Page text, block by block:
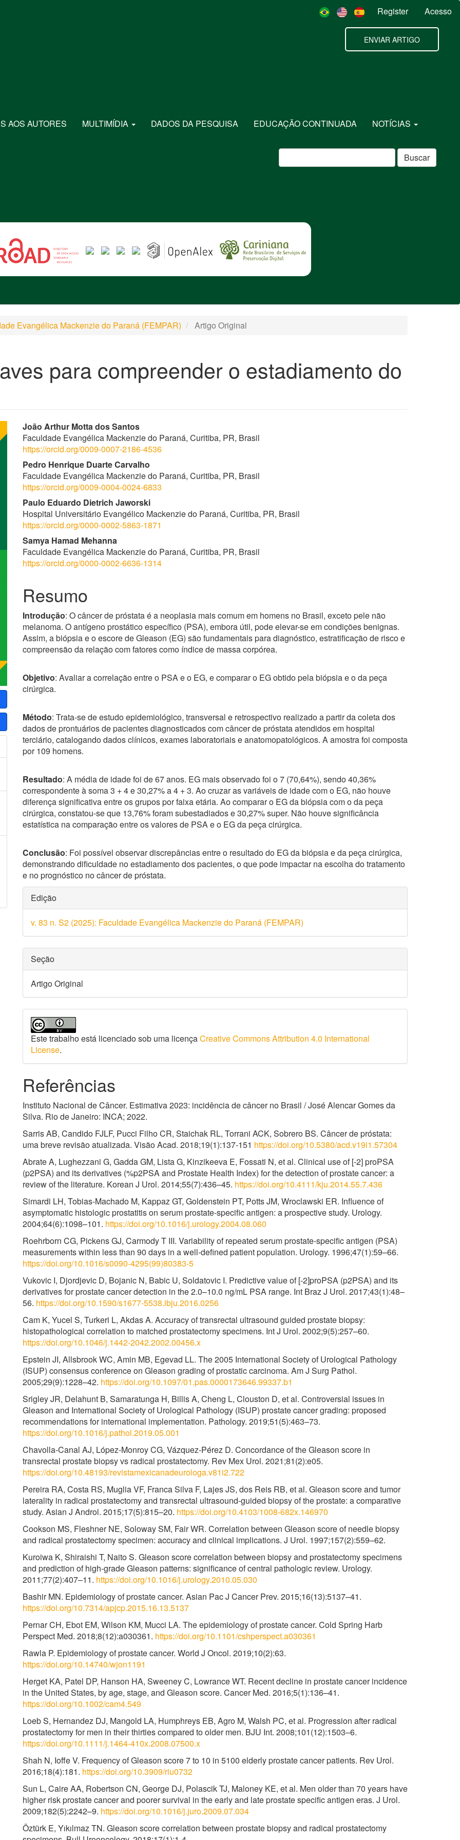
Register Acesso
ENVIAR ARTIGO
AOS AUTORES MULTIMÍDIA DADOS DA PESQUISA EDUCAÇÃO CONTINUADA NOTÍCIAS
Buscar
Evangélica Mackenzie do Paraná (FEMPAR) Artigo Original
para compreender o estadiamento do
Conteúdo
do
artigo
principal
João Arthur Motta dos Santos
Faculdade Evangélica Mackenzie do Paraná, Curitiba, PR, Brasil
https://orcid.org/0009-0007-2186-4536
Pedro Henrique Duarte Carvalho
Faculdade Evangélica Mackenzie do Paraná, Curitiba, PR, Brasil
https://orcid.org/0009-0004-0024-6833
Paulo Eduardo Dietrich Jaworski
Hospital Universitário Evangélico Mackenzie do Paraná, Curitiba, PR, Brasil
https://orcid.org/0000-0002-5863-1871
Samya Hamad Mehanna
Faculdade Evangélica Mackenzie do Paraná, Curitiba, PR, Brasil
https://orcid.org/0000-0002-6636-1314
Resumo
Introdução: O câncer de próstata é a neoplasia mais comum em homens no Brasil, exceto pele não
melanoma. O antígeno prostático específico (PSA), embora útil, pode elevar-se em condições benignas.
Assim, a biópsia e o escore de Gleason (EG) são fundamentais para diagnóstico, estratificação de risco e
compreensão da relação com fatores como índice de massa corpórea.
Objetivo: Avaliar a correlação entre o PSA e o EG, e comparar o EG obtido pela biópsia e o da peça
cirúrgica.
Método: Trata-se de estudo epidemiológico, transversal e retrospectivo realizado a partir da coleta dos
dados de prontuários de pacientes diagnosticados com câncer de próstata atendidos em hospital
terciário, catalogando dados clínicos, exames laboratoriais e anatomopatológicos. A amostra foi composta
por 109 homens.
Resultado: A média de idade foi de 67 anos. EG mais observado foi o 7 (70,64%), sendo 40,36%
correspondente à soma 3 + 4 e 30,27% a 4 + 3. Ao cruzar as variáveis de idade com o EG, não houve
diferença significativa entre os grupos por faixa etária. Ao comparar o EG da biópsia com o da peça
cirúrgica, constatou-se que 13,76% foram subestadiados e 30,27% super. Não houve significância
estatística na comparação entre os valores de PSA e o EG da peça cirúrgica.
Conclusão: Foi possível observar discrepâncias entre o resultado do EG da biópsia e da peça cirúrgica,
demonstrando dificuldade no estadiamento dos pacientes, o que pode impactar na escolha do tratamento
e no prognóstico no câncer de próstata.
Detalhes
do
artigo
Edição
v. 83 n. S2 (2025): Faculdade Evangélica Mackenzie do Paraná (FEMPAR)
Seção
Artigo Original
Este trabalho está licenciado sob uma licençaCreative Commons Attribution 4.0 International
License.
Referências
Instituto Nacional de Câncer. Estimativa 2023: incidência de câncer no Brasil / José Alencar Gomes da
Silva. Rio de Janeiro: INCA; 2022.
Sarris AB, Candido FJLF, Pucci Filho CR, Staichak RL, Torrani ACK, Sobrero BS. Câncer de próstata:
uma breve revisão atualizada. Visão Acad. 2018;19(1):137-151 https://doi.org/10.5380/acd.v19i1.57304
Abrate A, Lughezzani G, Gadda GM, Lista G, Kinzikeeva E, Fossati N, et al. Clinical use of [-2] proPSA
(p2PSA) and its derivatives (%p2PSA and Prostate Health Index) for the detection of prostate cancer: a
review of the literature. Korean J Urol. 2014;55(7):436–45. https://doi.org/10.4111/kju.2014.55.7.436
Simardi LH, Tobias-Machado M, Kappaz GT, Goldenstein PT, Potts JM, Wroclawski ER. Influence of
asymptomatic histologic prostatitis on serum prostate-specific antigen: a prospective study. Urology.
2004;64(6):1098–101. https://doi.org/10.1016/j.urology.2004.08.060
Roehrborn CG, Pickens GJ, Carmody T III. Variability of repeated serum prostate-specific antigen (PSA)
measurements within less than 90 days in a well-defined patient population. Urology. 1996;47(1):59–66.
https://doi.org/10.1016/s0090-4295(99)80383-5
Vukovic I, Djordjevic D, Bojanic N, Babic U, Soldatovic I. Predictive value of [-2]proPSA (p2PSA) and its
derivatives for prostate cancer detection in the 2.0–10.0 ng/mL PSA range. Int Braz J Urol. 2017;43(1):48–
56. https://doi.org/10.1590/s1677-5538.ibju.2016.0256
Cam K, Yucel S, Turkeri L, Akdas A. Accuracy of transrectal ultrasound guided prostate biopsy:
histopathological correlation to matched prostatectomy specimens. Int J Urol. 2002;9(5):257–60.
https://doi.org/10.1046/j.1442-2042.2002.00456.x
Epstein JI, Allsbrook WC, Amin MB, Egevad LL. The 2005 International Society of Urological Pathology
(ISUP) consensus conference on Gleason grading of prostatic carcinoma. Am J Surg Pathol.
2005;29(9):1228–42. https://doi.org/10.1097/01.pas.0000173646.99337.b1
Srigley JR, Delahunt B, Samaratunga H, Billis A, Cheng L, Clouston D, et al. Controversial issues in
Gleason and International Society of Urological Pathology (ISUP) prostate cancer grading: proposed
recommendations for international implementation. Pathology. 2019;51(5):463–73.
https://doi.org/10.1016/j.pathol.2019.05.001
Chavolla-Canal AJ, López-Monroy CG, Vázquez-Pérez D. Concordance of the Gleason score in
transrectal prostate biopsy vs radical prostatectomy. Rev Mex Urol. 2021;81(2):e05.
https://doi.org/10.48193/revistamexicanadeurologa.v81i2.722
Pereira RA, Costa RS, Muglia VF, Franca Silva F, Lajes JS, dos Reis RB, et al. Gleason score and tumor
laterality in radical prostatectomy and transrectal ultrasound-guided biopsy of the prostate: a comparative
study. Asian J Androl. 2015;17(5):815–20. https://doi.org/10.4103/1008-682x.146970
Cookson MS, Fleshner NE, Soloway SM, Fair WR. Correlation between Gleason score of needle biopsy
and radical prostatectomy specimen: accuracy and clinical implications. J Urol. 1997;157(2):559–62.
Kuroiwa K, Shiraishi T, Naito S. Gleason score correlation between biopsy and prostatectomy specimens
and prediction of high-grade Gleason patterns: significance of central pathologic review. Urology.
2011;77(2):407–11. https://doi.org/10.1016/j.urology.2010.05.030
Bashir MN. Epidemiology of prostate cancer. Asian Pac J Cancer Prev. 2015;16(13):5137–41.
https://doi.org/10.7314/apjcp.2015.16.13.5137
Pernar CH, Ebot EM, Wilson KM, Mucci LA. The epidemiology of prostate cancer. Cold Spring Harb
Perspect Med. 2018;8(12):a030361. https://doi.org/10.1101/cshperspect.a030361
Rawla P. Epidemiology of prostate cancer. World J Oncol. 2019;10(2):63.
https://doi.org/10.14740/wjon1191
Herget KA, Patel DP, Hanson HA, Sweeney C, Lowrance WT. Recent decline in prostate cancer incidence
in the United States, by age, stage, and Gleason score. Cancer Med. 2016;5(1):136–41.
https://doi.org/10.1002/cam4.549
Loeb S, Hernandez DJ, Mangold LA, Humphreys EB, Agro M, Walsh PC, et al. Progression after radical
prostatectomy for men in their thirties compared to older men. BJU Int. 2008;101(12):1503–6.
https://doi.org/10.1111/j.1464-410x.2008.07500.x
Shah N, Ioffe V. Frequency of Gleason score 7 to 10 in 5100 elderly prostate cancer patients. Rev Urol.
2016;18(4):181. https://doi.org/10.3909/riu0732
Sun L, Caire AA, Robertson CN, George DJ, Polascik TJ, Maloney KE, et al. Men older than 70 years have
higher risk prostate cancer and poorer survival in the early and late prostate specific antigen eras. J Urol.
2009;182(5):2242–9. https://doi.org/10.1016/j.juro.2009.07.034
Öztürk E, Yıkılmaz TN. Gleason score correlation between prostate biopsy and radical prostatectomy